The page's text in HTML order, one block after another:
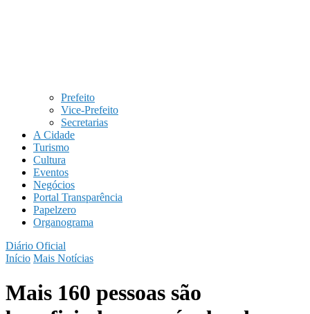
Prefeito
Vice-Prefeito
Secretarias
A Cidade
Turismo
Cultura
Eventos
Negócios
Portal Transparência
Papelzero
Organograma
Diário Oficial
Início Mais Notícias
Mais 160 pessoas são